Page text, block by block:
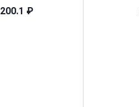
200.1 ₽